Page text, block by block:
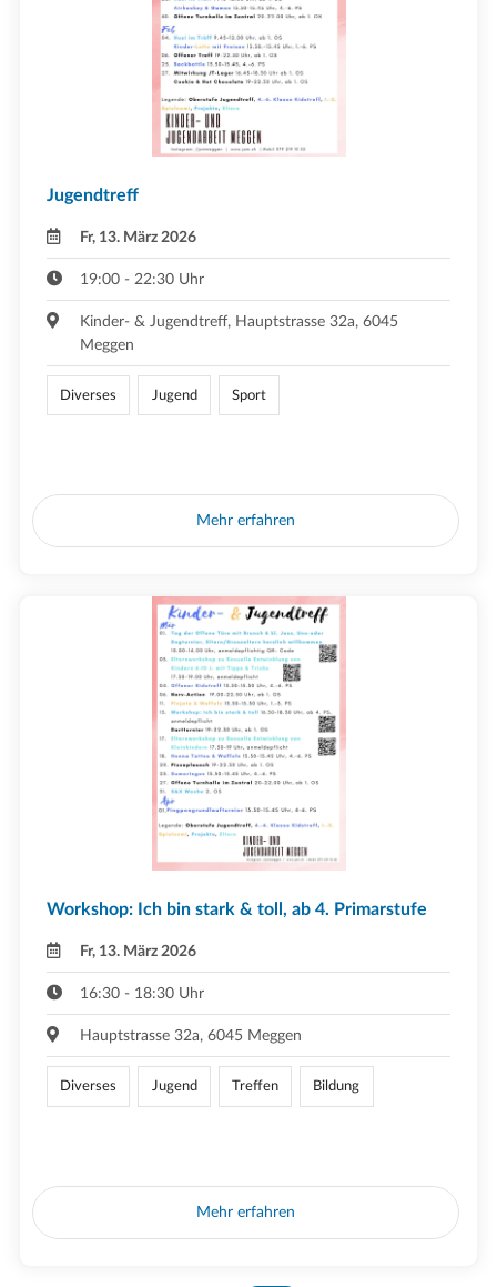
Jugendtreff
Fr, 13. März 2026
19:00 - 22:30 Uhr
Kinder- & Jugendtreff, Hauptstrasse 32a, 6045
Meggen
Diverses Jugend Sport
Mehr erfahren
Workshop: Ich bin stark & toll, ab 4. Primarstufe
Fr, 13. März 2026
16:30 - 18:30 Uhr
Hauptstrasse 32a, 6045 Meggen
Diverses Jugend Treffen Bildung
Mehr erfahren